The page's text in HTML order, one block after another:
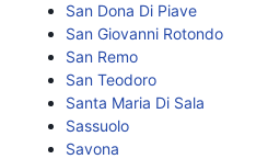
San Dona Di Piave
San Giovanni Rotondo
San Remo
San Teodoro
Santa Maria Di Sala
Sassuolo
Savona